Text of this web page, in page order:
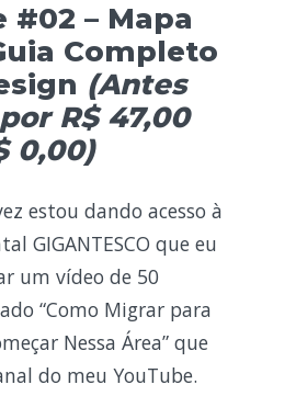
#02 – Mapa
Completo
(Antes
R$47,00
0,00)
estou dando acesso à
GIGANTESCO que eu
um vídeo de 50
“Como Migrar para
Nessa Área” que
do meu YouTube.